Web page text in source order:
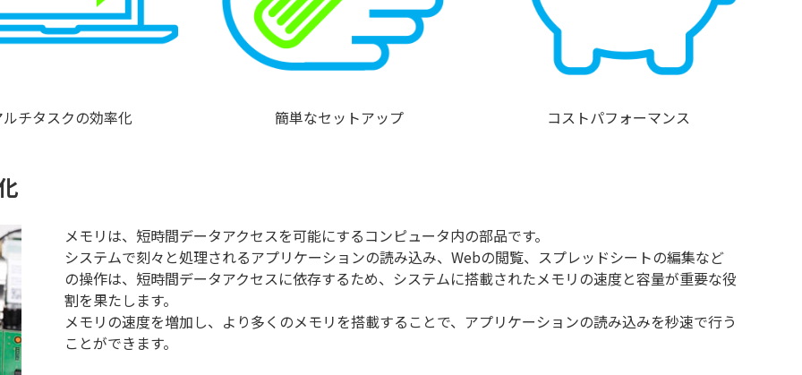
チタスクの効率化 簡単なセットアップ コストパフォーマンス
メモリは、短時間データアクセスを可能にするコンピュータ内の部品です。
システムで刻々と処理されるアプリケーションの読み込み、Webの閲覧、スプレッドシートの編集など
の操作は、短時間データアクセスに依存するため、システムに搭載されたメモリの速度と容量が重要な役
割を果たします。
メモリの速度を増加し、より多くのメモリを搭載することで、アプリケーションの読み込みを秒速で行う
ことができます。